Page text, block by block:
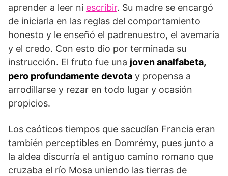
aprender a leer ni escribir. Su madre se encargó
de iniciarla en las reglas del comportamiento
honesto y le enseñó el padrenuestro, el avemaría
y el credo. Con esto dio por terminada su
instrucción. El fruto fue una joven analfabeta,
pero profundamente devota y propensa a
arrodillarse y rezar en todo lugar y ocasión
propicios.
Los caóticos tiempos que sacudían Francia eran
también perceptibles en Domrémy, pues junto a
la aldea discurría el antiguo camino romano que
cruzaba el río Mosa uniendo las tierras de